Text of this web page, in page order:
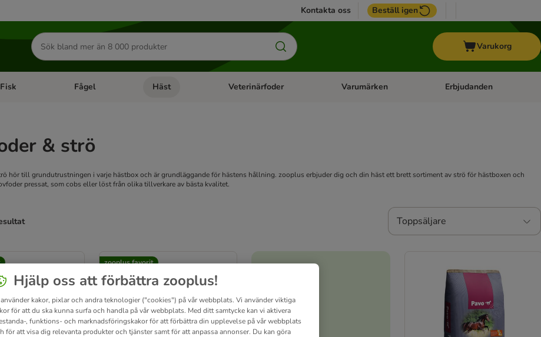
Kontakta oss Beställ igen
Sök
efter
produkter
Varukorg
category menu: Smådjur
Fisk Open category menu: Fisk
Fågel Open category menu: Fågel
Häst Open category menu: Häst
Veterinärfoder Open category menu: Veterinärfoder
Varumärken Open category menu:
Erbjudanden
& strö
hör till grundutrustningen i varje hästbox och är grundläggande för hästens hållning. zooplus erbjuder dig och din häst ett brett sortiment av strö för hästboxen och
pressat, som cobs eller löst från olika tillverkare av bästa kvalitet.
Toppsäljare
zooplus favorit
Hjälp oss att förbättra zooplus!
kakor, pixlar och andra teknologier ("cookies") på vår webbplats. Vi använder viktiga
för att du ska kunna surfa och handla på vår webbplats. Med ditt samtycke kan vi aktivera
, funktions- och marknadsföringskakor för att förbättra din upplevelse på vår webbplats
för att visa dig relevanta produkter och tjänster samt för att anpassa annonser. Du kan göra